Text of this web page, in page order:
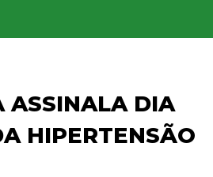
ASSINALA DIA
HIPERTENSÃO